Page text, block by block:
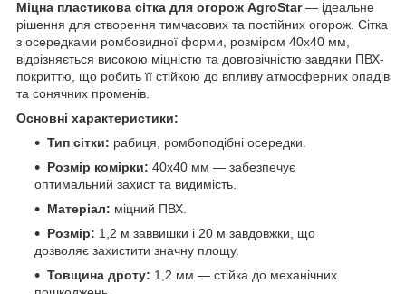
Міцна пластикова сітка для огорож AgroStar— ідеальне
рішення для створення тимчасових та постійних огорож. Сітка
з осередками ромбовидної форми, розміром 40x40 мм,
відрізняється високою міцністю та довговічністю завдяки ПВХ-
покриттю, що робить її стійкою до впливу атмосферних опадів
та сонячних променів.
Основні характеристики:
Тип сітки: рабиця, ромбоподібні осередки.
Розмір комірки: 40x40 мм — забезпечує
оптимальний захист та видимість.
Матеріал: міцний ПВХ.
Розмір: 1,2 м заввишки і 20 м завдовжки, що
дозволяє захистити значну площу.
Товщина дроту: 1,2 мм — стійка до механічних